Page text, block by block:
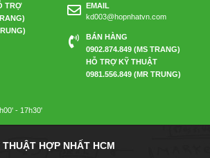
TRỢ
EMAIL
kd003@hopnhatvn.com
BÁN HÀNG
0902.874.849 (MS TRANG)
HỖ TRỢ KỸ THUẬT
0981.556.849 (MR TRUNG)
- 17h30'
HỢP NHẤT HCM